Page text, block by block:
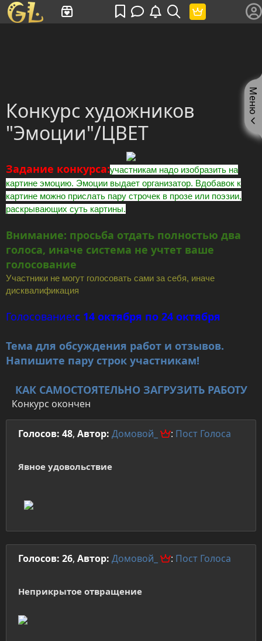
Конкурс художников
"Эмоции"/ЦВЕТ
Задание конкурса:участникам надо изобразить на
картине эмоцию. Эмоции выдает организатор. Вдобавок к
картине можно прислать пару строчек в прозе или поэзии,
раскрывающих суть картины.
Внимание: просьба отдать полностью два
голоса, иначе система не учтет ваше
голосование
Участники не могут голосовать сами за себя, иначе
дисквалификация
Голосование:с 14 октября по 24 октября
Тема для обсуждения работ и отзывов.
Напишите пару строк участникам!
КАК САМОСТОЯТЕЛЬНО ЗАГРУЗИТЬ РАБОТУ
Конкурс окончен
Голосов: 48, Автор: Домовой_ : Пост Голоса
Явное удовольствие
Голосов: 26, Автор: Домовой_ : Пост Голоса
Неприкрытое отвращение
Меню